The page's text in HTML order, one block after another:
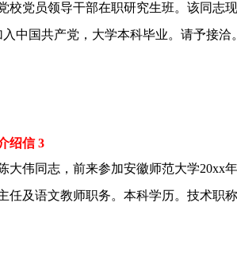
校党员领导干部在职研究生班。该同志
中国共产党，大学本科毕业。请予接洽。
绍信 3
大伟同志，前来参加安徽师范大学20xx
任及语文教师职务。本科学历。技术职